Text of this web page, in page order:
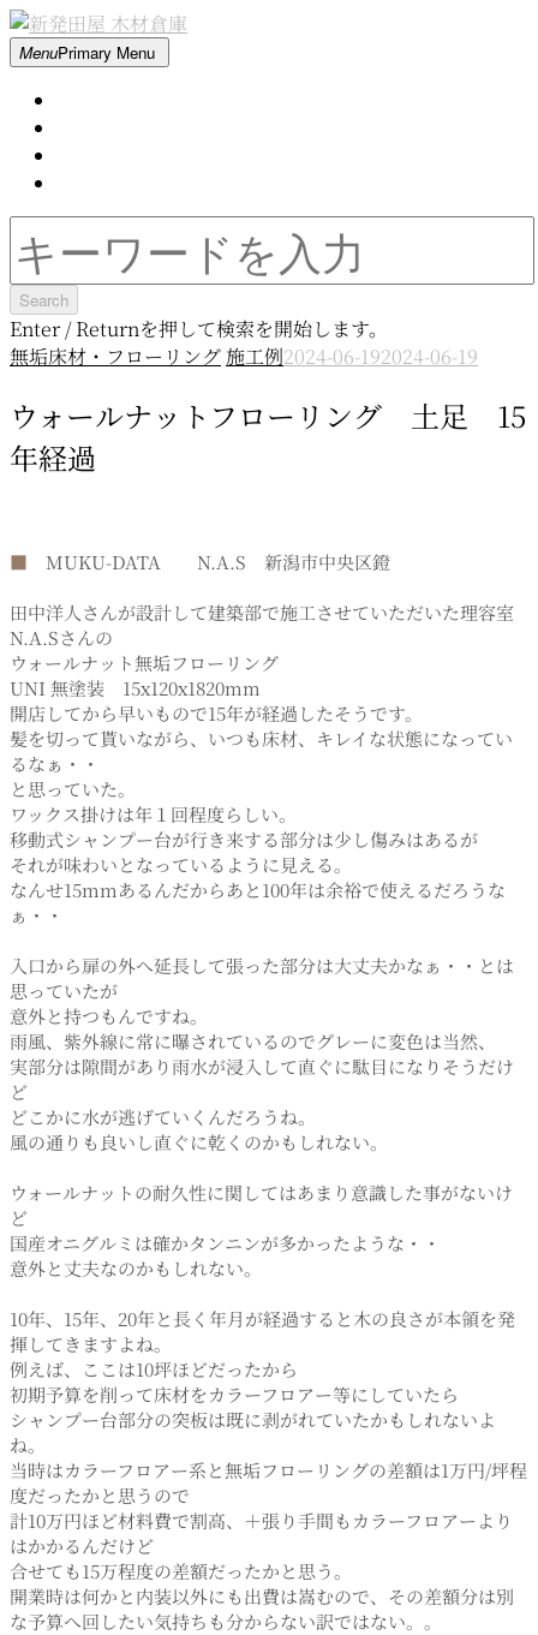
Skip
to
新
倉
庫
MenuPrimary Menu
for:
Enter / Returnを押して検索を開始します。
無垢床材・フローリング 施工例2024-06-192024-06-19
ウォールナットフローリング 土足 15
年経過
■ MUKU-DATA N.A.S 新潟市中央区鐙
田中洋人さんが設計して建築部で施工させていただいた理容室
N.A.Sさんの
ウォールナット無垢フローリング
UNI 無塗装 15x120x1820mm
開店してから早いもので15年が経過したそうです。
髪を切って貰いながら、いつも床材、キレイな状態になってい
るなぁ・・
と思っていた。
ワックス掛けは年１回程度らしい。
移動式シャンプー台が行き来する部分は少し傷みはあるが
それが味わいとなっているように見える。
なんせ15mmあるんだからあと100年は余裕で使えるだろうな
ぁ・・
入口から扉の外へ延長して張った部分は大丈夫かなぁ・・とは
思っていたが
意外と持つもんですね。
雨風、紫外線に常に曝されているのでグレーに変色は当然、
実部分は隙間があり雨水が浸入して直ぐに駄目になりそうだけ
ど
どこかに水が逃げていくんだろうね。
風の通りも良いし直ぐに乾くのかもしれない。
ウォールナットの耐久性に関してはあまり意識した事がないけ
ど
国産オニグルミは確かタンニンが多かったような・・
意外と丈夫なのかもしれない。
10年、15年、20年と長く年月が経過すると木の良さが本領を発
揮してきますよね。
例えば、ここは10坪ほどだったから
初期予算を削って床材をカラーフロアー等にしていたら
シャンプー台部分の突板は既に剥がれていたかもしれないよ
ね。
当時はカラーフロアー系と無垢フローリングの差額は1万円/坪程
度だったかと思うので
計10万円ほど材料費で割高、＋張り手間もカラーフロアーより
はかかるんだけど
合せても15万程度の差額だったかと思う。
開業時は何かと内装以外にも出費は嵩むので、その差額分は別
な予算へ回したい気持ちも分からない訳ではない。。